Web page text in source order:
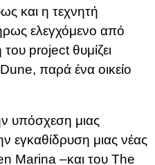
και η τεχνητή
ελεγχόμενο από
project θυμίζει
παρά ένα οικείο
υπόσχεση μιας
εγκαθίδρυση μιας νέας
Marina –και του The